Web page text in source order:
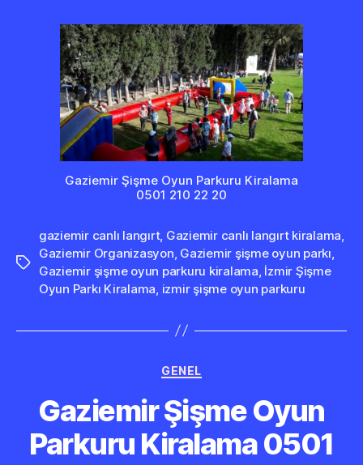
Gaziemir Şişme Oyun Parkuru Kiralama
0501 210 22 20
Etiketler
gaziemir canlı langırt, Gaziemir canlı langırt kiralama
Gaziemir Organizasyon Gaziemir şişme oyun parkı
Gaziemir şişme oyun parkuru kiralama İzmir Şişme
Oyun Parkı Kiralama izmir şişme oyun parkuru
Kategoriler
GENEL
Gaziemir Şişme Oyun
Parkuru Kiralama 0501